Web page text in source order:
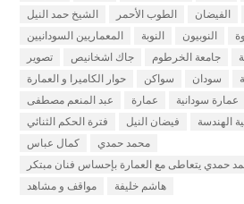
الشيخ حمد النيل
الطوب الأحمر الفيضان
المعماريين السودانيين
النوبة النوبيون
تصوير
جاك اشخانيص جامعة الخرطوم
حوار الكاميرا و العمارة
سواكن سودان
عبد المنعم مصطفى
عمارة عمارة سودانية
فترة الحكم الثنائي
فيضان النيل الهندسة
كمال عباس
محمد حمدي
حمدي يتعاطى مع العمارة بإحساس فنان مبتكر
مواقف و مشاهد
هاشم خليفة